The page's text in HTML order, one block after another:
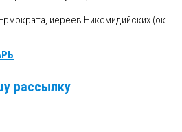
иереев Никомидийских (ок.
рассылку